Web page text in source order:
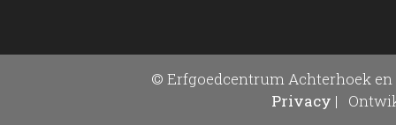
© Erfgoedcentrum Achterhoek en
Privacy |